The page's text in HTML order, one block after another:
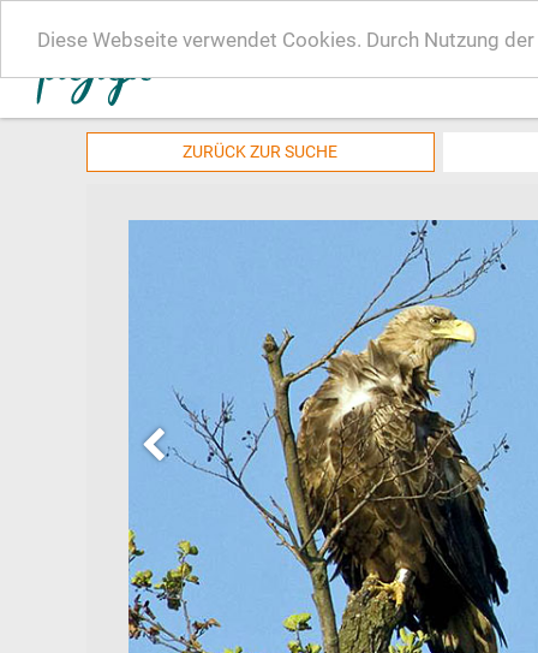
Diese Webseite verwendet Cookies. Durch Nutzung
ZURÜCK ZUR SUCHE